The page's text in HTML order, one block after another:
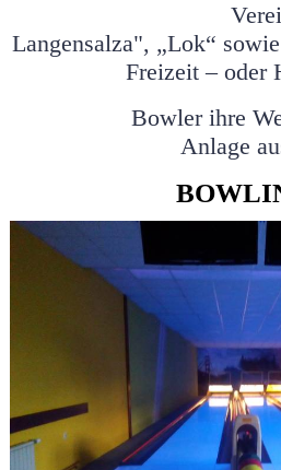
Vereinen
Langensalza", „Lok“
Freizeit – oder
Bowler ihre
Anlage